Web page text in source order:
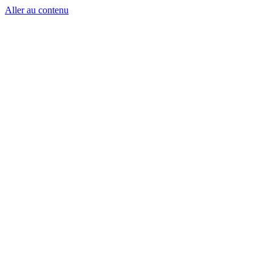
Aller au contenu